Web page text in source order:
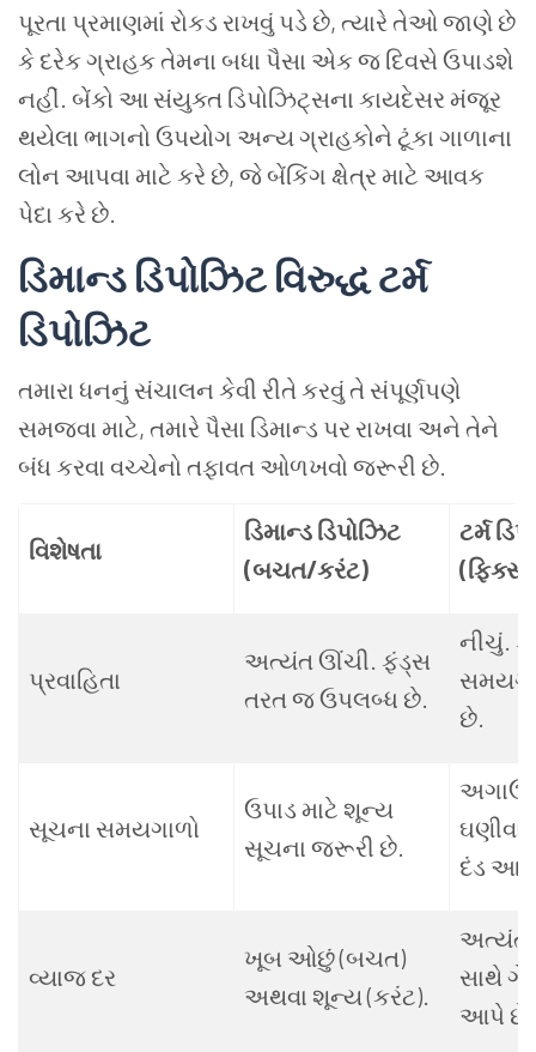
પૂરતા પ્રમાણમાં રોકડ રાખવું પડે છે, ત્યારે તેઓ જાણે છે
કે દરેક ગ્રાહક તેમના બધા પૈસા એક જ દિવસે ઉપાડશે
નહીં. બેંકો આ સંયુક્ત ડિપોઝિટ્સના કાયદેસર મંજૂર
થયેલા ભાગનો ઉપયોગ અન્ય ગ્રાહકોને ટૂંકા ગાળાના
લોન આપવા માટે કરે છે, જે બેંકિંગ ક્ષેત્ર માટે આવક
પેદા કરે છે.
ડિમાન્ડ ડિપોઝિટ વિરુદ્ધ ટર્મ
ડિપોઝિટ
તમારા ધનનું સંચાલન કેવી રીતે કરવું તે સંપૂર્ણપણે
સમજવા માટે, તમારે પૈસા ડિમાન્ડ પર રાખવા અને તેને
બંધ કરવા વચ્ચેનો તફાવત ઓળખવો જરૂરી છે.
વિશેષતા
ડિમાન્ડ ડિપોઝિટ
(બચત/કરંટ)
ટર્મ
પ્રવાહિતા
અત્યંત ઊંચી. ફંડ્સ
તરત જ ઉપલબ્ધ છે.
નીચું.
છે.
સૂચના સમયગાળો
ઉપાડ માટે શૂન્ય
સૂચના જરૂરી છે.
દંડ
વ્યાજ દર
ખૂબ ઓછું (બચત)
અથવા શૂન્ય (કરંટ).
સાથે
આપે છે.